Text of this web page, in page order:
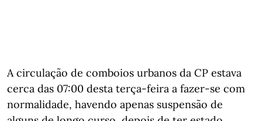
A circulação de comboios urbanos da CP estava
cerca das 07:00 desta terça-feira a fazer-se com
normalidade, havendo apenas suspensão de